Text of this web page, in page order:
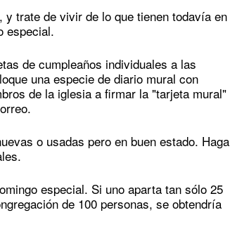
trate de vivir de lo que tienen todavía en
especial.
de cumpleaños individuales a las
una especie de diario mural con
de la iglesia a firmar la "tarjeta mural"
o usadas pero en buen estado. Haga
especial. Si uno aparta tan sólo 25
de 100 personas, se obtendría